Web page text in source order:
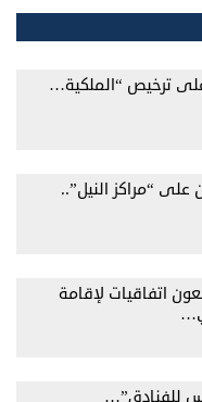
ترخيص “الملكية…
“مراكز النيل”..
اتفاقيات لإقامة
للفنادق”…